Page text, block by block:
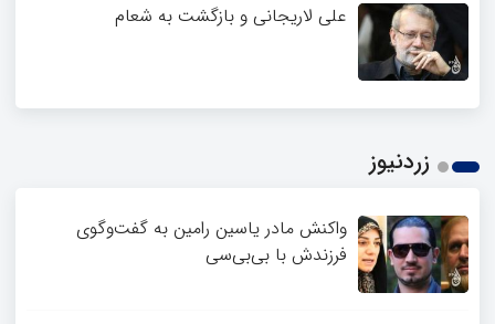
علی لاریجانی و بازگشت به شعام
زردنیوز
واکنش مادر یاسین رامین به گفت‌وگوی
فرزندش با بی‌بی‌سی